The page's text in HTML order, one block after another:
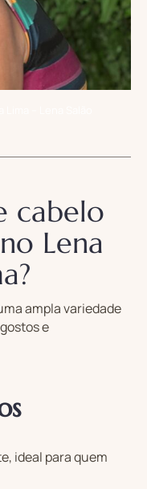
cabelo
Lena
ampla variedade
e
ideal para quem